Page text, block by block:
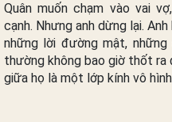
Quân muốn chạm vào vai
cạnh. Nhưng anh dừng lại.
những lời đường mật,
thường không bao giờ thốt ra
giữa họ là một lớp kính vô